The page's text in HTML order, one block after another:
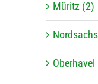
Müritz (2)